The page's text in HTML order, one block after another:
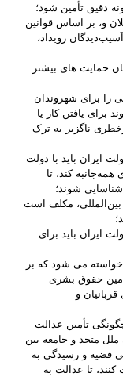
دقیق ‌تأمین شود؛
و، بر اساس قوانین
‌رویداد،
‌حمایت ­های بیشتر
را برای شهروندان
برای یافتن کار ‌یا
ناگزیر به ترک
ایران باید با دولت
کند، تا
شوند؛
مکلف است
ایران باید برای
خواسته می ­شود که بر
حقوق بشری
و
تأمین عدالت
ملل متحد و جامعه بین
قضیه و رسیدگی به
تا عدالت به